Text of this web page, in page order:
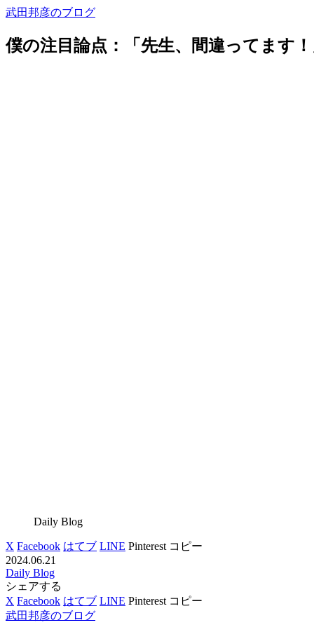
武田邦彦のブログ
僕の注目論点：「先生、間違ってます！
Daily Blog
X Facebook はてブ LINE Pinterest コピー
2024.06.21
Daily Blog
シェアする
X Facebook はてブ LINE Pinterest コピー
武田邦彦のブログ